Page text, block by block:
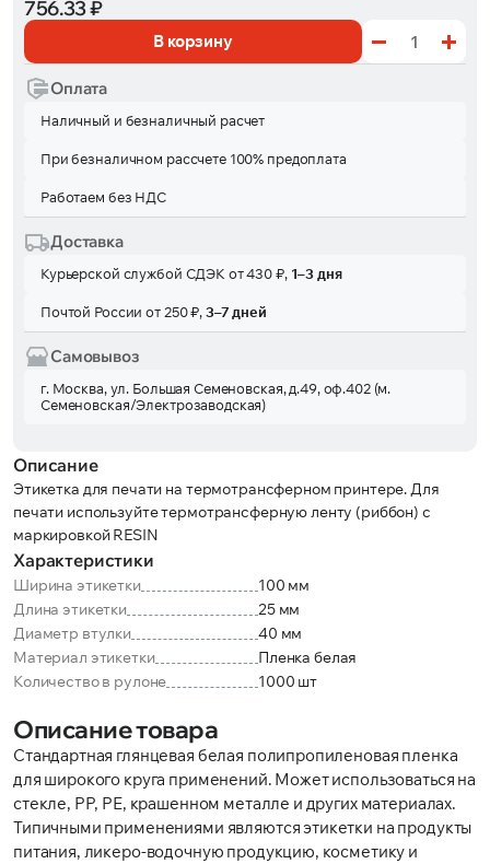
Описание
Этикетка для печати на термотрансферном принтере. Для
печати используйте термотрансферную ленту (риббон) с
маркировкой RESIN
Характеристики
Ширина этикетки
100 мм
Длина этикетки
25 мм
Диаметр втулки
40 мм
Материал этикетки
Пленка белая
Количество в рулоне
1000 шт
756.33 ₽
В корзину
Оплата
Наличный и безналичный расчет
При безналичном рассчете 100% предоплата
Работаем без НДС
Доставка
Курьерской службой СДЭК от 430 ₽, 1–3 дня
Почтой России от 250 ₽,3–7 дней
Самовывоз
г. Москва, ул. Большая Семеновская, д.49, оф.402 (м.
Семеновская/Электрозаводская)
Описание товара
Стандартная глянцевая белая полипропиленовая пленка
для широкого круга применений. Может использоваться на
стекле, РР, РЕ, крашенном металле и других материалах.
Типичными применениями являются этикетки на продукты
питания, ликеро-водочную продукцию, косметику и